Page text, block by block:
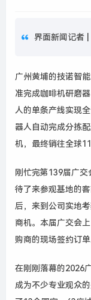
界面新闻记者 |
广州黄埔的技诺智
准完成咖啡机研磨
人的单条产线实现
器人自动完成分拣
机，最终销往全球
刚忙完第139届广交
待了来参观基地的
后，来到公司实地
商机。本届广交会
购商的现场签约订单
在刚刚落幕的2026
成为不少专业观众